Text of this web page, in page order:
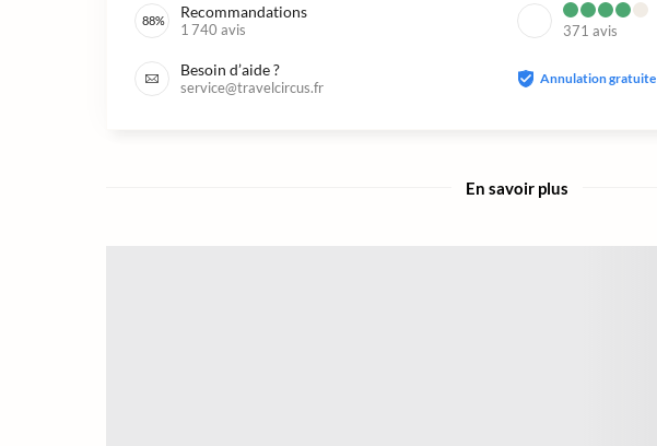
88% Recommandations
1 740 avis 371 avis
Besoin d’aide ?
service@travelcircus.fr
Annulation gratuite
En savoir plus